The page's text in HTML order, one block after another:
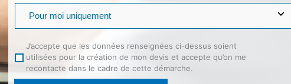
J’accepte que les données renseignées ci-dessus soient
utilisées pour la création de mon devis et accepte qu’on me
recontacte dans le cadre de cette démarche.